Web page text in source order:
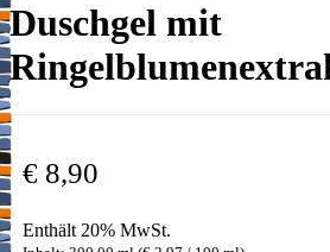
Duschgel mit
€ 8,90
Enthält 20% MwSt.